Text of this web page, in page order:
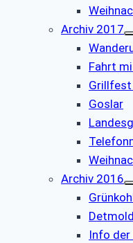
Archiv 2017
Fahrt
Grillfest
Goslar
Archiv 2016
Info der